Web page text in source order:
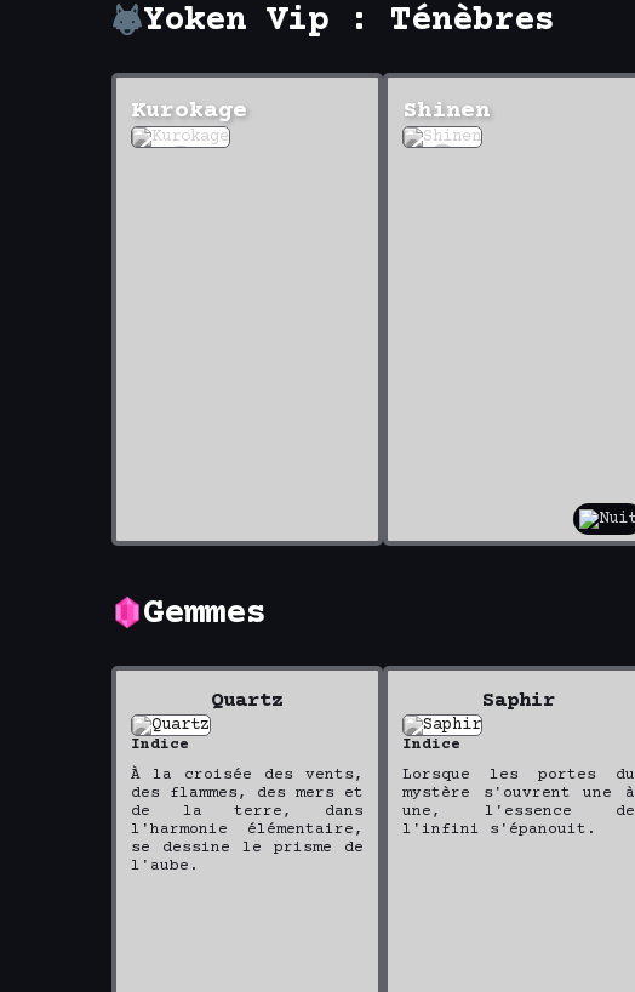
Yoken Vip : Ténèbres
Kurokage Shinen
Gemmes
Quartz
Indice
À la croisée des vents,
des flammes, des mers et
de la terre, dans
l'harmonie élémentaire,
se dessine le prisme de
l'aube.
Saphir
Indice
Lorsque les portes du
mystère s'ouvrent une à
une, l'essence de
l'infini s'épanouit.